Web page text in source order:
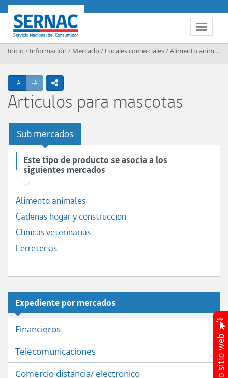
Contenido principal
Toggle
SERNAC
Inicio / Información / Mercado / Locales comerciales/Alimento animales
+A Agrandar texto
-A Achicar textoicono compartir
Articulos para mascotas
Sub mercados
Este tipo de producto se asocia a los
siguientes mercados
Alimento animales
Cadenas hogar y construccion
Clinicas veterinarias
Ferreterias
Expediente por mercados
Financieros
Telecomunicaciones
Comercio distancia/ electronico